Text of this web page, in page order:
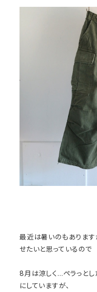
最近は暑いのもありま
せたいと思っているので
8月は涼しく…ペラっと
にしていますが、